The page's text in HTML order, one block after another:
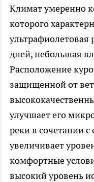
Климат умеренно
которого
ультрафиолетовая
дней, небольшая
Расположение
защищенной от
улучшает его
реки в сочетании
увеличивает
комфортные
высокий уровень